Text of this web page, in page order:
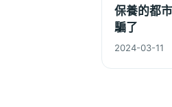
保養的都
騙了
2024-03-11